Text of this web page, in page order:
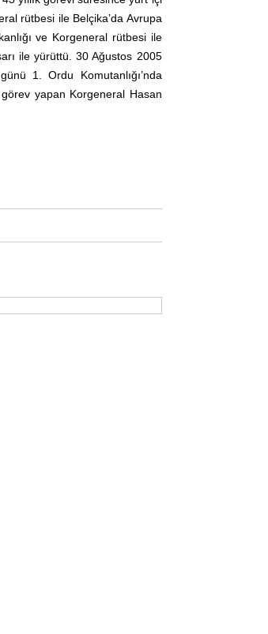
rütbesi ile Belçika’da Avrupa
ve Korgeneral rütbesi ile
ile yürüttü. 30 Ağustos 2005
1. Ordu Komutanlığı’nda
yapan Korgeneral Hasan